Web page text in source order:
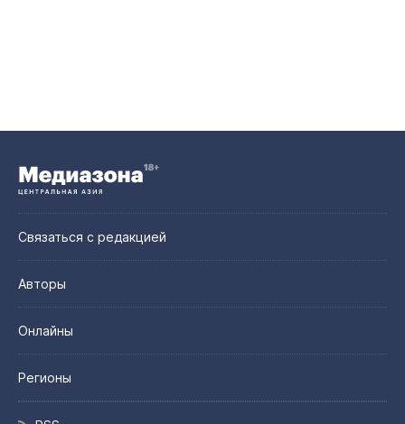
Связаться с редакцией
Авторы
Онлайны
Регионы